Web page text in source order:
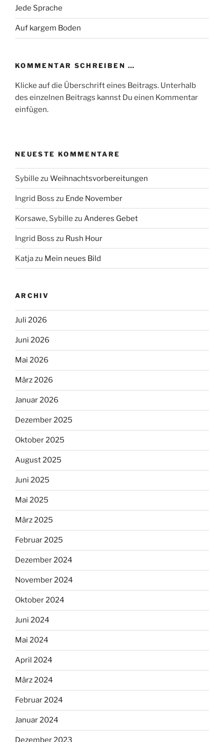
Jede Sprache
Auf kargem Boden
KOMMENTAR SCHREIBEN …
Klicke auf die Überschrift eines Beitrags. Unterhalb
des einzelnen Beitrags kannst Du einen Kommentar
einfügen.
NEUESTE KOMMENTARE
Sybille zu Weihnachtsvorbereitungen
Ingrid Boss zu Ende November
Korsawe, Sybille zu Anderes Gebet
Ingrid Boss zu Rush Hour
Katjazu Mein neues Bild
ARCHIV
Juli 2026
Juni 2026
Mai 2026
März 2026
Januar 2026
Dezember 2025
Oktober 2025
August 2025
Juni 2025
Mai 2025
März 2025
Februar 2025
Dezember 2024
November 2024
Oktober 2024
Juni 2024
Mai 2024
April 2024
März 2024
Februar 2024
Januar 2024
Dezember 2023